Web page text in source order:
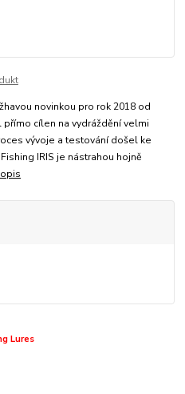
novinkou pro rok 2018 od
přímo cílen na vydráždění velmi
vývoje a testování došel ke
IRIS je nástrahou hojně
Lures